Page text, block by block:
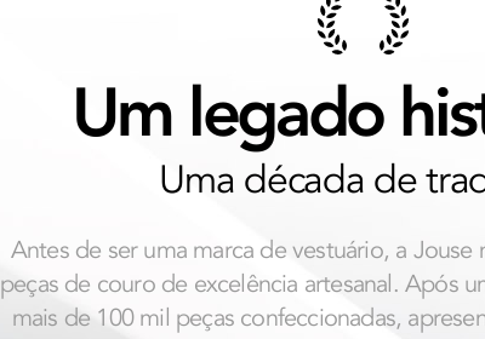
Um legado
Uma década de
Antes de ser uma marca de vestuário, a Jouse
peças de couro de excelência artesanal. Após
mais de 100 mil peças confeccionadas,